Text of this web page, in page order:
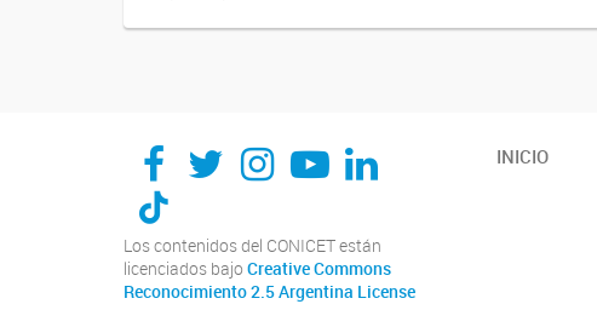
Los contenidos del CONICET están
licenciados bajo Creative Commons
Reconocimiento 2.5 Argentina License
INICIO